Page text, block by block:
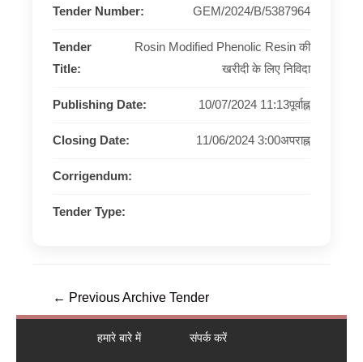
Tender Number: GEM/2024/B/5387964
Tender
Title:
Rosin Modified Phenolic Resin की
खरीदी के लिए निविदा
Publishing Date: 10/07/2024 11:13पूर्वाह्न
Closing Date: 11/06/2024 3:00अपराह्न
Corrigendum:
Tender Type:
← Previous Archive Tender
हमारे बारे में संपर्क करें